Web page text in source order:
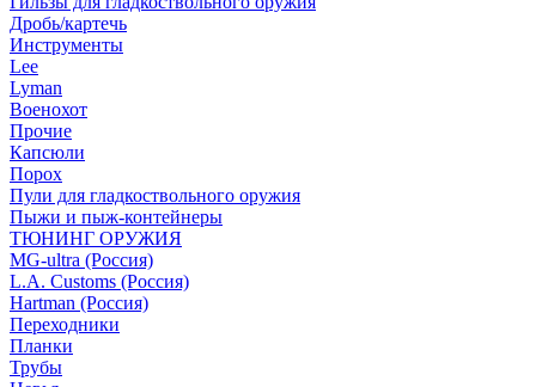
Дробь/картечь
Инструменты
Lee
Lyman
Военохот
Прочие
Капсюли
Порох
Пули для гладкоствольного оружия
Пыжи и пыж-контейнеры
ТЮНИНГ ОРУЖИЯ
MG-ultra (Россия)
L.A. Customs (Россия)
Hartman (Россия)
Переходники
Планки
Трубы